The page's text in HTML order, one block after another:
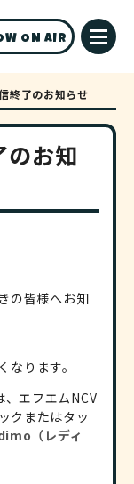
ON AIR
了のお知らせ
お知
の皆様へお知
ります。
エフエムNCV
クまたはタッ
（レディ